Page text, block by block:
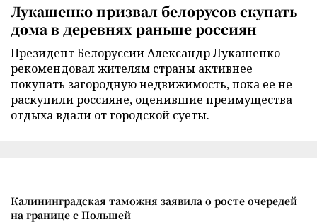
Лукашенко призвал белорусов скупать
дома в деревнях раньше россиян
Президент Белоруссии Александр Лукашенко
рекомендовал жителям страны активнее
покупать загородную недвижимость, пока ее не
раскупили россияне, оценившие преимущества
отдыха вдали от городской суеты.
Калининградская таможня заявила о росте очередей
на границе с Польшей